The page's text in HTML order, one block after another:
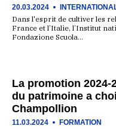
20.03.2024
Dans l'esprit de cultiver les
France et l’Italie, l’Institut
Fondazione Scuola…
La promotion 2024-
du patrimoine a
Champollion
11.03.2024 FORMATION